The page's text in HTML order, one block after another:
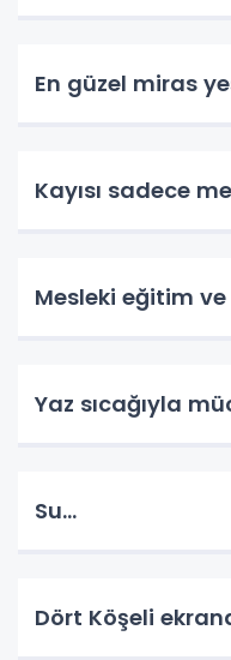
En güzel miras
Kayısı sadece
Mesleki eğitim
Yaz sıcağıyla
Su…
Dört Köşeli